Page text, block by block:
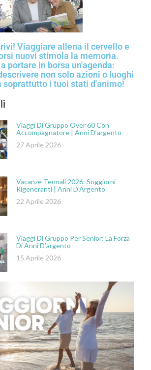
Viaggiare allena il cervello e
nuovi stimola la memoria.
portare in borsa un'agenda:
non solo azioni o luoghi
soprattutto i tuoi stati d'animo!
Viaggi Di Gruppo Over 60 Con
Accompagnatore | Anni D’argento
27 Aprile 2026
Vacanze Termali 2026: Soggiorni
Rigeneranti | Anni D’Argento
22 Aprile 2026
Viaggi Di Gruppo Per Senior: La Forza
Di Anni D’argento
15 Aprile 2026